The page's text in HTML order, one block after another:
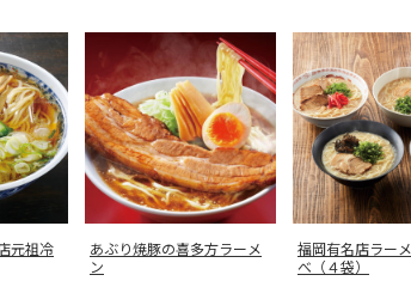
元祖冷
あぶり焼豚の喜多方ラーメ
ン
福岡有名店ラー
べ（４袋）